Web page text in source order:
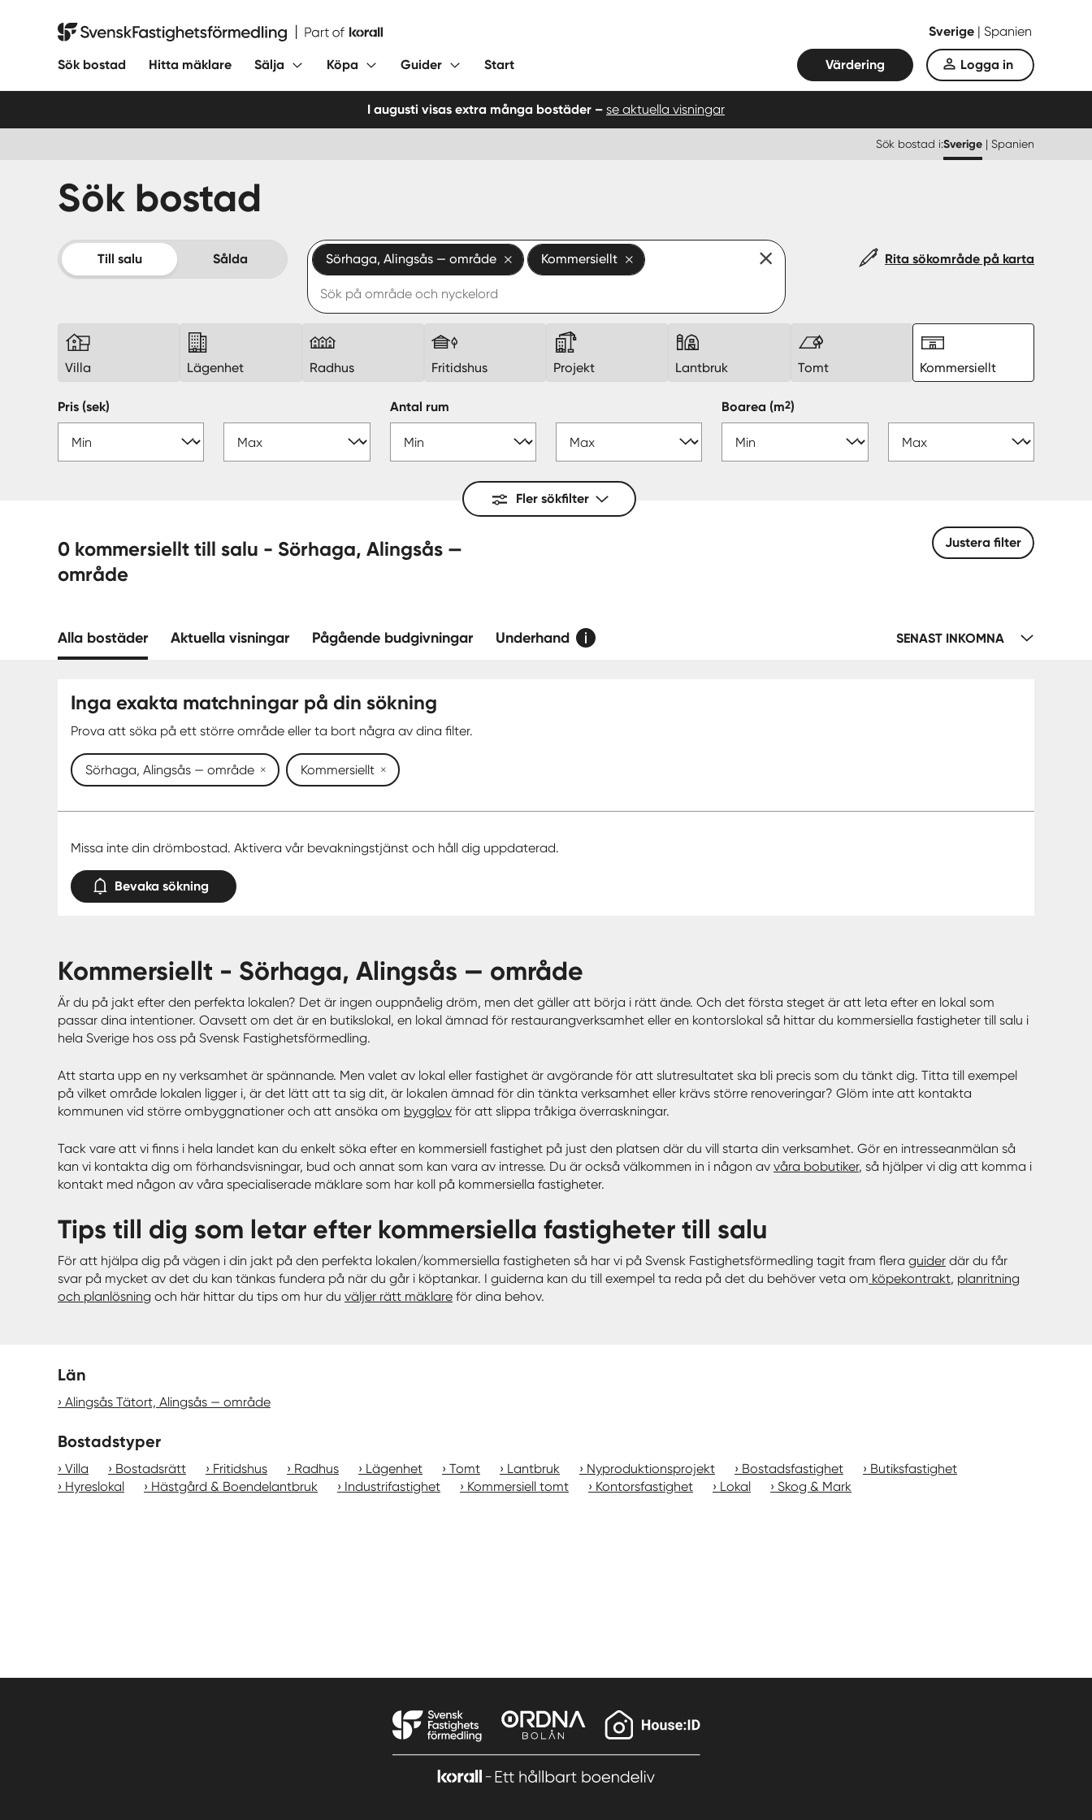
Svensk Fastighetsförmedling Sverige | Spanien
Sök bostad Hitta mäklare Sälja Köpa Guider Start Värdering Logga in
I augusti visas extra många bostäder – se aktuella visningar
Sök bostad i:Sverige | Spanien
Sök bostad
Till salu Sålda Sörhaga, Alingsås — område Kommersiellt Rita sökområde på karta
Villa Lägenhet Radhus Fritidshus Projekt Lantbruk Tomt Kommersiellt
Pris (sek) Antal rum Boarea(m2)
Fler sökfilter
0 kommersiellt till salu - Sörhaga, Alingsås —
område
Justera filter
Alla bostäder Aktuella visningar Pågående budgivningar Underhand SENAST INKOMNA
Inga exakta matchningar på din sökning
Prova att söka på ett större område eller ta bort några av dina filter.
Sörhaga, Alingsås — område Kommersiellt
Missa inte din drömbostad. Aktivera vår bevakningstjänst och håll dig uppdaterad.
Bevaka sökning
kommersiellt - Sörhaga, Alingsås — område
Är du på jakt efter den perfekta lokalen? Det är ingen ouppnåelig dröm, men det gäller att börja i rätt ände. Och det första steget är att leta efter en lokal som
passar dina intentioner. Oavsett om det är en butikslokal, en lokal ämnad för restaurangverksamhet eller en kontorslokal så hittar du kommersiella fastigheter till salu i
hela Sverige hos oss på Svensk Fastighetsförmedling.
Att starta upp en ny verksamhet är spännande. Men valet av lokal eller fastighet är avgörande för att slutresultatet ska bli precis som du tänkt dig. Titta till exempel
på vilket område lokalen ligger i, är det lätt att ta sig dit, är lokalen ämnad för din tänkta verksamhet eller krävs större renoveringar? Glöm inte att kontakta
kommunen vid större ombyggnationer och att ansöka om bygglov för att slippa tråkiga överraskningar.
Tack vare att vi finns i hela landet kan du enkelt söka efter en kommersiell fastighet på just den platsen där du vill starta din verksamhet. Gör en intresseanmälan så
kan vi kontakta dig om förhandsvisningar, bud och annat som kan vara av intresse. Du är också välkommen in i någon av våra bobutiker, så hjälper vi dig att komma i
kontakt med någon av våra specialiserade mäklare som har koll på kommersiella fastigheter.
Tips till dig som letar efter kommersiella fastigheter till salu
För att hjälpa dig på vägen i din jakt på den perfekta lokalen/kommersiella fastigheten så har vi på Svensk Fastighetsförmedling tagit fram flera guider där du får
svar på mycket av det du kan tänkas fundera på när du går i köptankar. I guiderna kan du till exempel ta reda på det du behöver veta om köpekontrakt, planritning
och planlösning och här hittar du tips om hur du väljer rätt mäklare för dina behov.
Län
Alingsås Tätort, Alingsås — område
Bostadstyper
Villa Bostadsrätt Fritidshus Radhus Lägenhet Tomt Lantbruk Nyproduktionsprojekt Bostadsfastighet
Butiksfastighet
Hyreslokal
Hästgård & Boendelantbruk Industrifastighet Kommersiell tomt Kontorsfastighet Lokal Skog & Mark